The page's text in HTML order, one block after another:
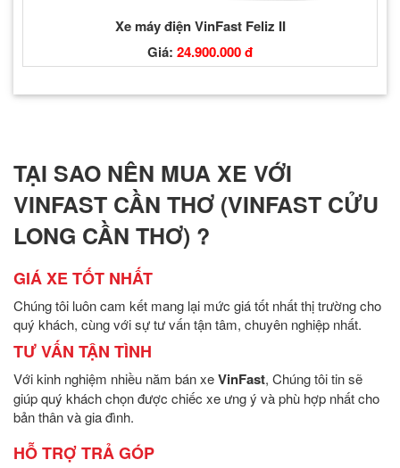
Xe máy điện VinFast Feliz II
Giá: 24.900.000 đ
TẠI SAO NÊN MUA XE VỚI
VINFAST CẦN THƠ (VINFAST CỬU
LONG CẦN THƠ) ?
GIÁ XE TỐT NHẤT
Chúng tôi luôn cam kết mang lại mức giá tốt nhất thị trường cho
quý khách, cùng với sự tư vấn tận tâm, chuyên nghiệp nhất.
TƯ VẤN TẬN TÌNH
Với kinh nghiệm nhiều năm bán xeVinFast, Chúng tôi tin sẽ
giúp quý khách chọn được chiếc xe ưng ý và phù hợp nhất cho
bản thân và gia đình.
HỖ TRỢ TRẢ GÓP